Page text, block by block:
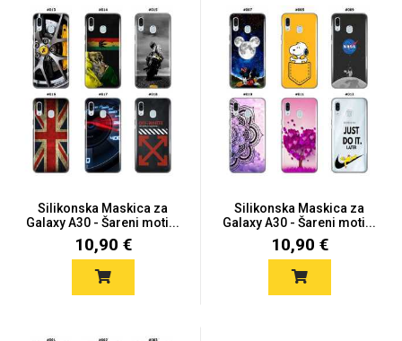
Silikonska Maskica za
Galaxy A30 - Šareni moti...
10,90 €
Silikonska Maskica za
Galaxy A30 - Šareni moti...
10,90 €